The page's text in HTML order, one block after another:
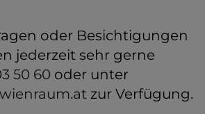
oder Besichtigungen
jederzeit sehr gerne
50 60 oder unter
zur Verfügung.